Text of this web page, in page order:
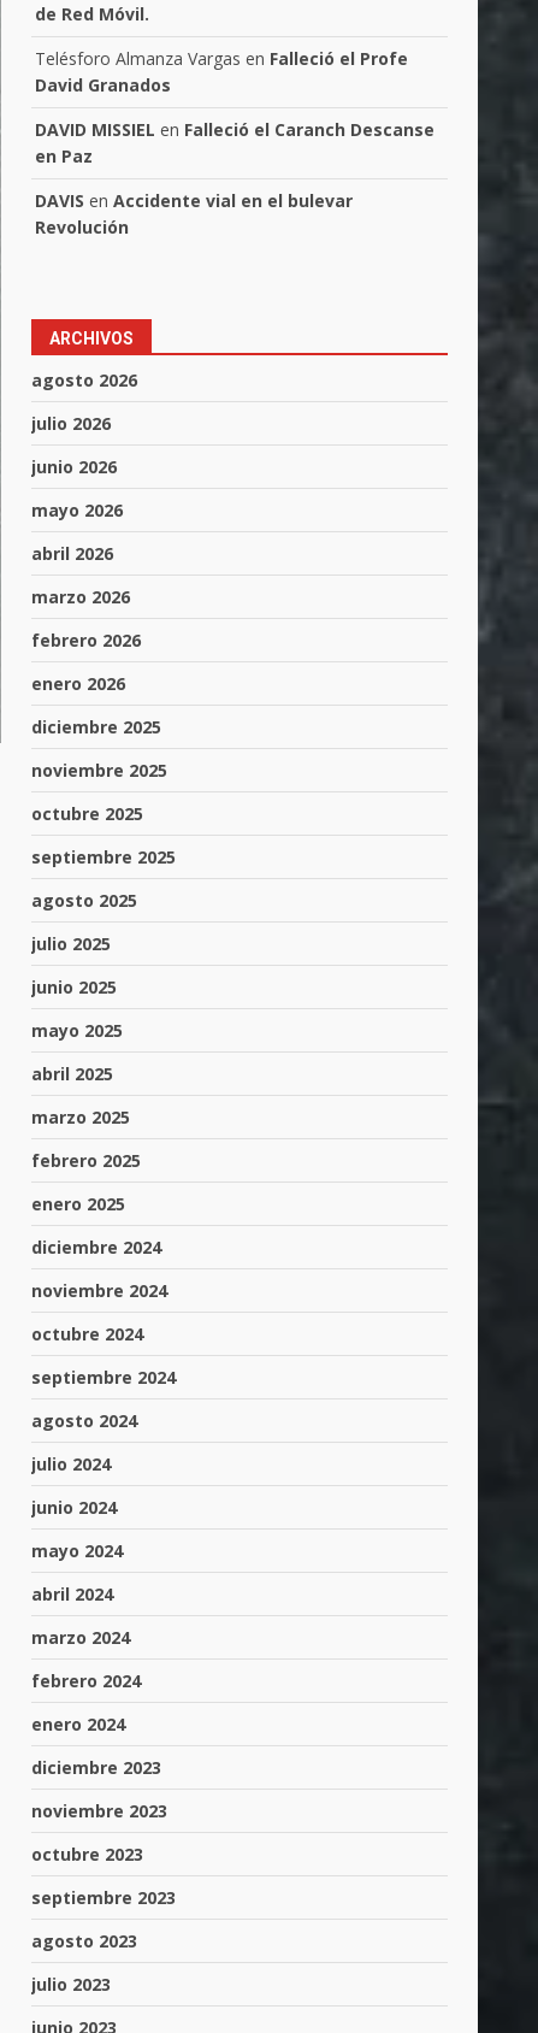
de Red Móvil.
Telésforo Almanza Vargas en Falleció el Profe
David Granados
DAVID MISSIEL en Falleció el Caranch Descanse
en Paz
DAVIS enAccidente vial en el bulevar
Revolución
ARCHIVOS
agosto 2026
julio 2026
junio 2026
mayo 2026
abril 2026
marzo 2026
febrero 2026
enero 2026
diciembre 2025
noviembre 2025
octubre 2025
septiembre 2025
agosto 2025
julio 2025
junio 2025
mayo 2025
abril 2025
marzo 2025
febrero 2025
enero 2025
diciembre 2024
noviembre 2024
octubre 2024
septiembre 2024
agosto 2024
julio 2024
junio 2024
mayo 2024
abril 2024
marzo 2024
febrero 2024
enero 2024
diciembre 2023
noviembre 2023
octubre 2023
septiembre 2023
agosto 2023
julio 2023
junio 2023